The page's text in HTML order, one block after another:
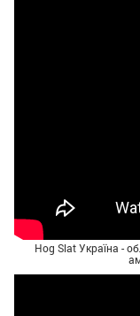
Hog Slat Україна -